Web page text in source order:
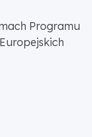
Programu